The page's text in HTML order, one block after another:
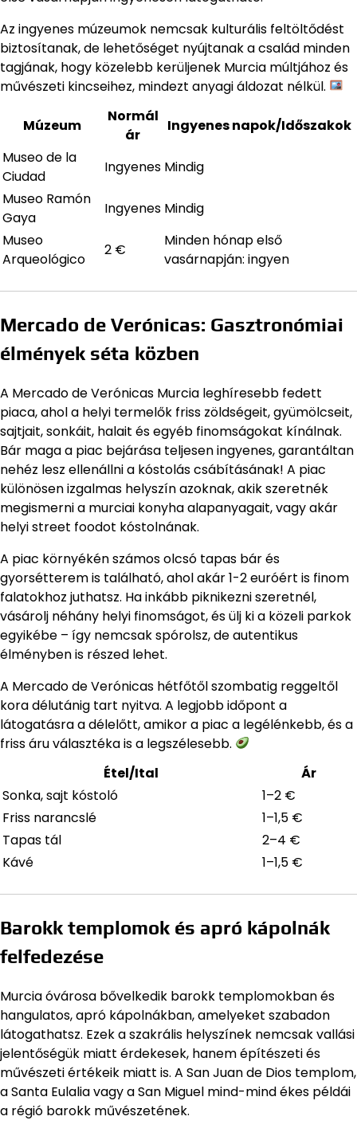
Az ingyenes múzeumok nemcsak kulturális feltöltődést
biztosítanak, de lehetőséget nyújtanak a család minden
tagjának, hogy közelebb kerüljenek Murcia múltjához és
művészeti kincseihez, mindezt anyagi áldozat nélkül.
Múzeum
Normál
ár
Ingyenes napok/Időszakok
Museo de la
Ciudad
Ingyenes Mindig
Museo Ramón
Gaya
Ingyenes Mindig
Museo
Arqueológico
2 €
Minden hónap első
vasárnapján: ingyen
Mercado de Verónicas: Gasztronómiai
élmények séta közben
A Mercado de Verónicas Murcia leghíresebb fedett
piaca, ahol a helyi termelők friss zöldségeit, gyümölcseit,
sajtjait, sonkáit, halait és egyéb finomságokat kínálnak.
Bár maga a piac bejárása teljesen ingyenes, garantáltan
nehéz lesz ellenállni a kóstolás csábításának! A piac
különösen izgalmas helyszín azoknak, akik szeretnék
megismerni a murciai konyha alapanyagait, vagy akár
helyi street foodot kóstolnának.
A piac környékén számos olcsó tapas bár és
gyorsétterem is található, ahol akár 1-2 euróért is finom
falatokhoz juthatsz. Ha inkább piknikezni szeretnél,
vásárolj néhány helyi finomságot, és ülj ki a közeli parkok
egyikébe – így nemcsak spórolsz, de autentikus
élményben is részed lehet.
A Mercado de Verónicas hétfőtől szombatig reggeltől
kora délutánig tart nyitva. A legjobb időpont a
látogatásra a délelőtt, amikor a piac a legélénkebb, és a
friss áru választéka is a legszélesebb.
Étel/Ital
Ár
Sonka, sajt kóstoló
1–2 €
Friss narancslé
1–1,5 €
Tapas tál
2–4 €
Kávé
1–1,5 €
Barokk templomok és apró kápolnák
felfedezése
Murcia óvárosa bővelkedik barokk templomokban és
hangulatos, apró kápolnákban, amelyeket szabadon
látogathatsz. Ezek a szakrális helyszínek nemcsak vallási
jelentőségük miatt érdekesek, hanem építészeti és
művészeti értékeik miatt is. A San Juan de Dios templom,
a Santa Eulalia vagy a San Miguel mind-mind ékes példái
a régió barokk művészetének.